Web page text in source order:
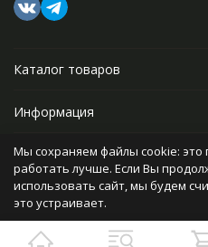
Каталог товаров
Информация
Прочее
Политика персональных данных
Разработано в
bodysite.ru
Мы сохраняем файлы cookie: это
работать лучше. Если Вы
использовать сайт, мы будем
это устраивает.